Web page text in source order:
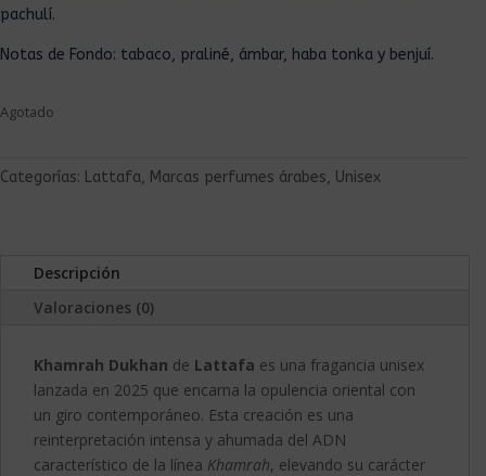
pachulí.
Notas de Fondo: tabaco, praliné, ámbar, haba tonka y benjuí.
Agotado
Categorías: Lattafa, Marcas perfumes árabes, Unisex
Descripción
Valoraciones (0)
Khamrah Dukhan de Lattafa es una fragancia unisex
lanzada en 2025 que encarna la opulencia oriental con
un giro contemporáneo. Esta creación es una
reinterpretación intensa y ahumada del ADN
característico de la línea Khamrah, elevando su carácter